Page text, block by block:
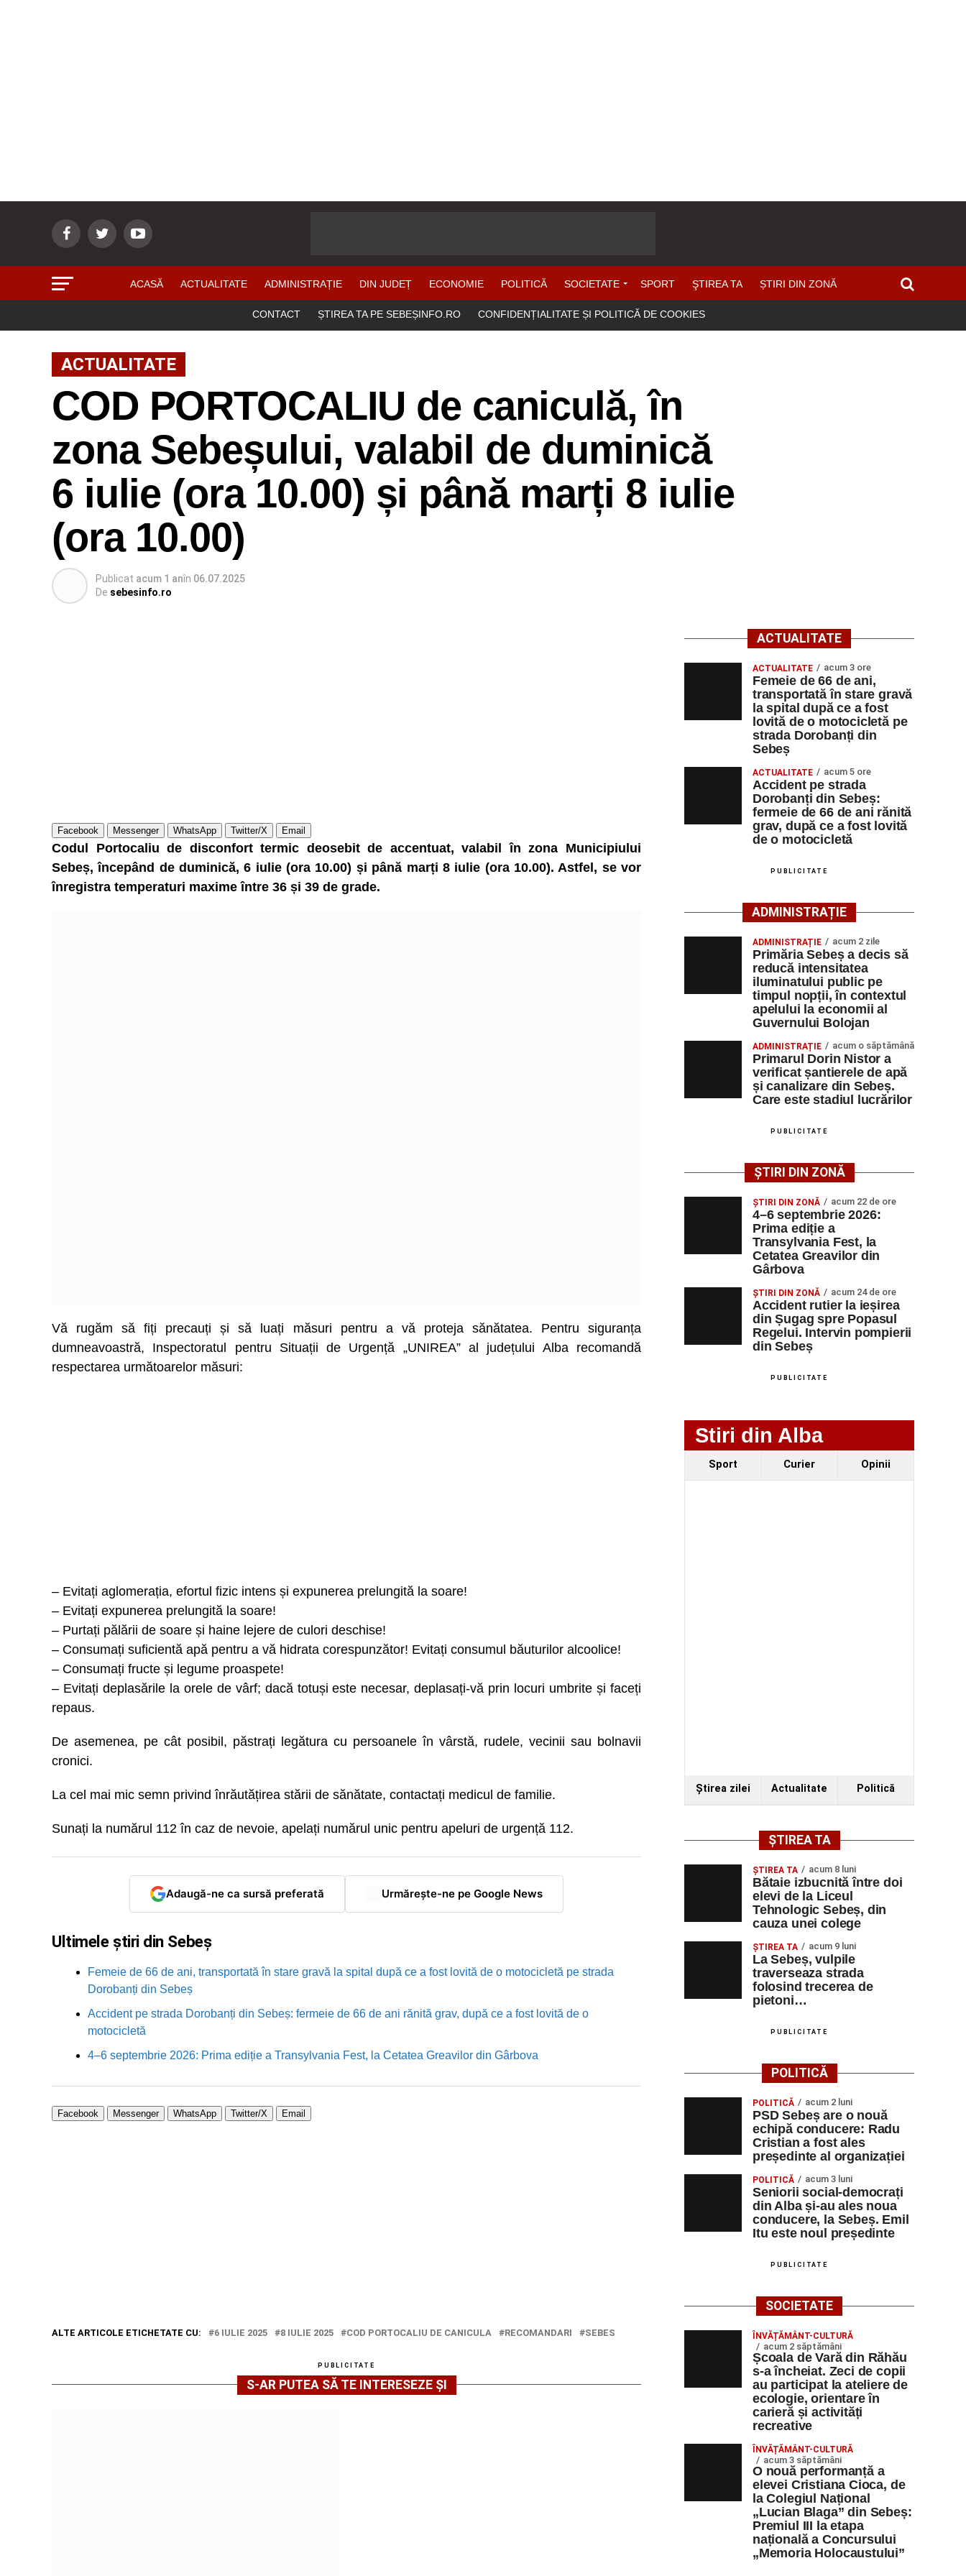
ACASĂ ACTUALITATE ADMINISTRAȚIE DIN JUDEȚ ECONOMIE POLITICĂ SOCIETATE SPORT ŞTIREA TA ȘTIRI DIN ZONĂ
CONTACT ȘTIREA TA PE SEBEȘINFO.RO CONFIDENȚIALITATE ȘI POLITICĂ DE COOKIES
ACTUALITATE
COD PORTOCALIU de caniculă, în
zona Sebeșului, valabil de duminică
6 iulie (ora 10.00) și până marți 8 iulie
(ora 10.00)
Publicat acum 1 anîn 06.07.2025
De sebesinfo.ro
Facebook Messenger WhatsApp Twitter/X Email
Codul Portocaliu de disconfort termic deosebit de accentuat, valabil în zona Municipiului
Sebeș, începând de duminică, 6 iulie (ora 10.00) și până marți 8 iulie (ora 10.00). Astfel, se vor
înregistra temperaturi maxime între 36 și 39 de grade.
Vă rugăm să fiți precauți și să luați măsuri pentru a vă proteja sănătatea. Pentru siguranța
dumneavoastră, Inspectoratul pentru Situații de Urgență „UNIREA” al județului Alba recomandă
respectarea următoarelor măsuri:
– Evitați aglomerația, efortul fizic intens și expunerea prelungită la soare!
– Evitați expunerea prelungită la soare!
– Purtați pălării de soare și haine lejere de culori deschise!
– Consumați suficientă apă pentru a vă hidrata corespunzător! Evitați consumul băuturilor alcoolice!
– Consumați fructe și legume proaspete!
– Evitați deplasările la orele de vârf; dacă totuși este necesar, deplasați-vă prin locuri umbrite și faceți
repaus.
De asemenea, pe cât posibil, păstrați legătura cu persoanele în vârstă, rudele, vecinii sau bolnavii
cronici.
La cel mai mic semn privind înrăutățirea stării de sănătate, contactați medicul de familie.
Sunați la numărul 112 în caz de nevoie, apelați numărul unic pentru apeluri de urgență 112.
Adaugă-ne ca sursă preferată Urmărește-ne pe Google News
Ultimele știri din Sebeș
Femeie de 66 de ani, transportată în stare gravă la spital după ce a fost lovită de o motocicletă pe strada
Dorobanți din Sebeș
Accident pe strada Dorobanți din Sebeș: fermeie de 66 de ani rănită grav, după ce a fost lovită de o
motocicletă
4–6 septembrie 2026: Prima ediție a Transylvania Fest, la Cetatea Greavilor din Gârbova
Facebook Messenger WhatsApp Twitter/X Email
ALTE ARTICOLE ETICHETATE CU: 6 IULIE 2025 8 IULIE 2025 COD PORTOCALIU DE CANICULA RECOMANDARI SEBES
PUBLICITATE
S-AR PUTEA SĂ TE INTERESEZE ȘI
ACTUALITATE
ACTUALITATE acum 3 ore
Femeie de 66 de ani,
transportată în stare gravă
la spital după ce a fost
lovită de o motocicletă pe
strada Dorobanți din
Sebeș
ACTUALITATE acum 5 ore
Accident pe strada
Dorobanți din Sebeș:
fermeie de 66 de ani rănită
grav, după ce a fost lovită
de o motocicletă
PUBLICITATE
ADMINISTRAȚIE
ADMINISTRAȚIE acum 2 zile
Primăria Sebeș a decis să
reducă intensitatea
iluminatului public pe
timpul nopții, în contextul
apelului la economii al
Guvernului Bolojan
ADMINISTRAȚIE acum o săptămână
Primarul Dorin Nistor a
verificat șantierele de apă
și canalizare din Sebeș.
Care este stadiul lucrărilor
PUBLICITATE
ȘTIRI DIN ZONĂ
ȘTIRI DIN ZONĂ acum 22 de ore
4–6 septembrie 2026:
Prima ediție a
Transylvania Fest, la
Cetatea Greavilor din
Gârbova
ȘTIRI DIN ZONĂ acum 24 de ore
Accident rutier la ieșirea
din Șugag spre Popasul
Regelui. Intervin pompierii
din Sebeș
PUBLICITATE
Stiri din Alba
Sport Curier Opinii
Ştirea zilei Actualitate Politică
ȘTIREA TA
ŞTIREA TA acum 8 luni
Bătaie izbucnită între doi
elevi de la Liceul
Tehnologic Sebeș, din
cauza unei colege
ŞTIREA TA acum 9 luni
La Sebeș, vulpile
traverseaza strada
folosind trecerea de
pietoni…
PUBLICITATE
POLITICĂ
POLITICĂ acum 2 luni
PSD Sebeș are o nouă
echipă conducere: Radu
Cristian a fost ales
președinte al organizației
POLITICĂ acum 3 luni
Seniorii social-democrați
din Alba și-au ales noua
conducere, la Sebeș. Emil
Itu este noul președinte
PUBLICITATE
SOCIETATE
ÎNVĂȚĂMÂNT-CULTURĂ
acum 2 săptămâni
Școala de Vară din Răhău
s-a încheiat. Zeci de copii
au participat la ateliere de
ecologie, orientare în
carieră și activități
recreative
ÎNVĂȚĂMÂNT-CULTURĂ
acum 3 săptămâni
O nouă performanță a
elevei Cristiana Cioca, de
la Colegiul Național
„Lucian Blaga” din Sebeș:
Premiul III la etapa
națională a Concursului
„Memoria Holocaustului”